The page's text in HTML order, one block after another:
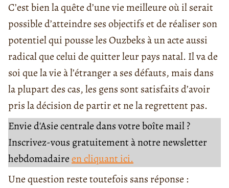
C’est bien la quête d’une vie meilleure où il serait
possible d’atteindre ses objectifs et de réaliser son
potentiel qui pousse les Ouzbeks à un acte aussi
radical que celui de quitter leur pays natal. Il va de
soi que la vie à l’étranger a ses défauts, mais dans
la plupart des cas, les gens sont satisfaits d’avoir
pris la décision de partir et ne la regrettent pas.
Envie d'Asie centrale dans votre boîte mail ?
Inscrivez-vous gratuitement à notre newsletter
hebdomadaireen cliquant ici.
Une question reste toutefois sans réponse :